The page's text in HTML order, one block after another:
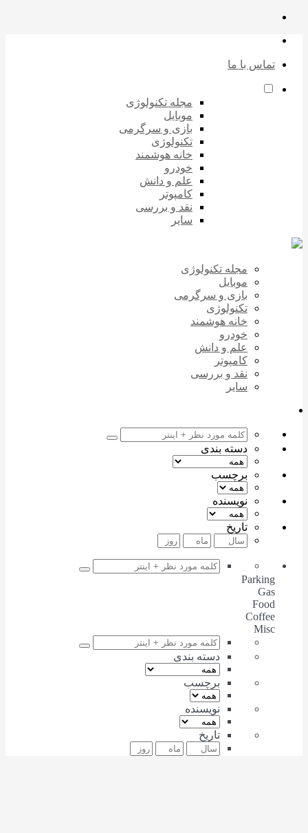
تماس با ما
مجله تکنولوژی
موبایل
بازی و سرگرمی
تکنولوژی
خانه هوشمند
خودرو
علم و دانش
کامپوتر
نقد و بررسی
سایر
مجله تکنولوژی
موبایل
بازی و سرگرمی
تکنولوژی
خانه هوشمند
خودرو
علم و دانش
کامپوتر
نقد و بررسی
سایر
دسته بندی
برچسب
نویسنده
تاریخ
Parking
Coffee
دسته بندی
برچسب
نویسنده
تاریخ